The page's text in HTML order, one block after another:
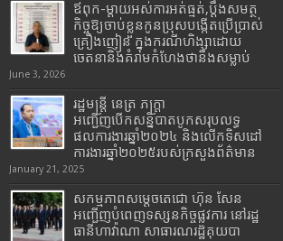
ឪពុក-ម្ដាយអស់ការអត់ធ្មត់,ប្ដឹងសមត្ថ
កិច្ចឱ្យចាប់ខ្លួនកូនប្រុសបង្កើតប្រើប្រាស់
គ្រឿងញៀន ក្នុងករណីហិង្សាដោយ
ចេតនានិងគំរាមកំហែងថានឹងសម្លាប់
June 3, 2026
រដ្ឋមន្រ្តី​ នេត្រ​ ភក្ត្រា​
អញ្ជើញបើកសន្និបាតបូកសរុបលទ្ធ
ផលការងារឆ្នាំ២០២៤ និងលើកទិសដៅ
ការងារឆ្នាំ២០២៥របស់​ក្រសួង​ព័ត៌មាន​
January 21, 2025
សកម្មភាពសម្តេចតេជោ ហ៊ុន សែន
អញ្ជើញបំពេញទស្សនកិច្ចផ្លូវការ នៅរដ្ឋ
ធានីហាវ៉ាណា សាធារណរដ្ឋគុយបា